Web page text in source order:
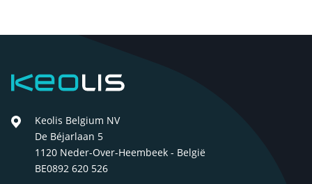
Keolis
Keolis Belgium NV
De Béjarlaan 5
1120 Neder-Over-Heembeek - België
BE0892 620 526